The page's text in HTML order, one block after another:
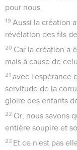
pour nous.
19 Aussi la création
révélation des fils
20 Car la création a
mais à cause de
21 avec l'espérance
servitude de la
gloire des enfants
22 Or, nous savons
entière soupire et
23 Et ce n'est pas